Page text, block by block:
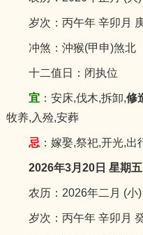
岁次：丙午年 辛卯月
冲煞：沖猴(甲申)煞北
十二值日：闭执位
宜：安床,伐木,拆卸,修
牧养,入殓,安葬
忌 ：嫁娶,祭祀,开光,
2026年3月20日 星期五
农历：2026年二月 (小)
岁次：丙午年 辛卯月